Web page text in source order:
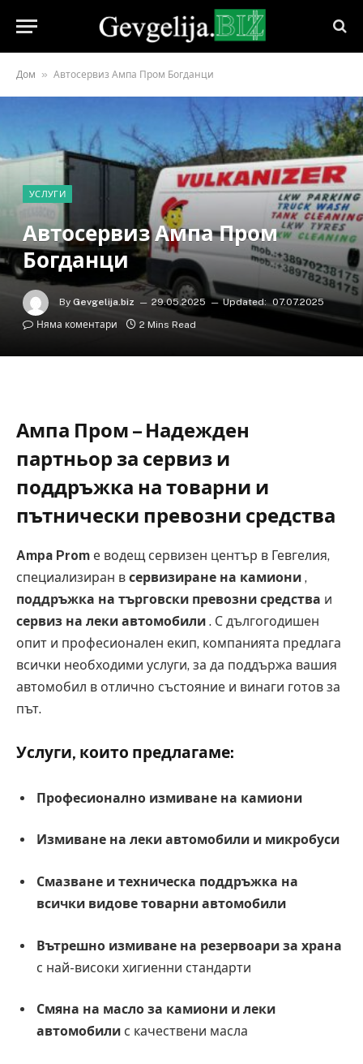
Дом » Автосервиз Ампа Пром Богданци
УСЛУГИ
Автосервиз Ампа Пром
Богданци
By Gevgelija.biz 29.05.2025 Updated: 07.07.2025
Няма коментари
2 Mins Read
Ампа Пром – Надежден
партньор за сервиз и
поддръжка на товарни и
пътнически превозни средства
Ampa Prom е водещ сервизен център в Гевгелия,
специализиран в сервизиране на камиони ,
поддръжка на търговски превозни средства и
сервиз на леки автомобили . С дългогодишен
опит и професионален екип, компанията предлага
всички необходими услуги, за да поддържа вашия
автомобил в отлично състояние и винаги готов за
път.
Услуги, които предлагаме:
Професионално измиване на камиони
Измиване на леки автомобили и микробуси
Смазване и техническа поддръжка на
всички видове товарни автомобили
Вътрешно измиване на резервоари за храна
с най-високи хигиенни стандарти
Смяна на масло за камиони и леки
автомобили с качествени масла